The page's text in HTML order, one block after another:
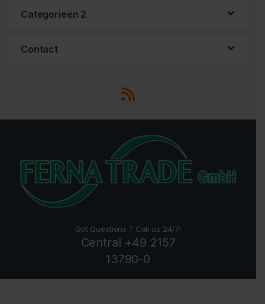
Categorieën 2
Contact
Got Questions ? Call us 24/7!
Central +49 2157
13790-0